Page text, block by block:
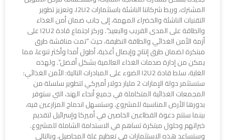
المشترك، وربط شركاتنا الناشئة باستثمارات I2U2، وتعزيز تطوير
التقنيات الناشئة والخضراء المهمة، إلى جانب ضمان أمن الغذاء
والطاقة على المدى القريب والبعيد”. وركز اجتماع قادة I2U2 على
أزمة الأمن الغذائي والطاقة النظيفة، حيث “تمت مناقشة طرق
مبتكرة لضمان طرق إنتاج وإيصال أغذية، أطول أمدا وأكثر تنوعا، مما
يمكن من إدارة صدمات الغذاء العالمية بشكل أفضل”. ولهذه
الغاية، سلط قادة I2U2 الضوء على المبادرات التالية: الأمن الغذائي:
ستستثمر دولة الإمارات 2 مليار دولار أميركي لتطوير سلسلة من
المجمعات الغذائية المتكاملة في جميع أنحاء الهند، التي ستوفر
بدورها الأرض المناسبة للمشروع، وستسهل اندماج المزارعين فيه،
بينما ستتم دعوة القطاعين الخاصين في أميركا وإسرائيل لتقديم
خبراتهم وحلول مبتكرة تساهم في الاستدامة الشاملة للمشروع.
وستساعد هذه الاستثمارات في تعظيم غلة المحاصيل، وبالتالي